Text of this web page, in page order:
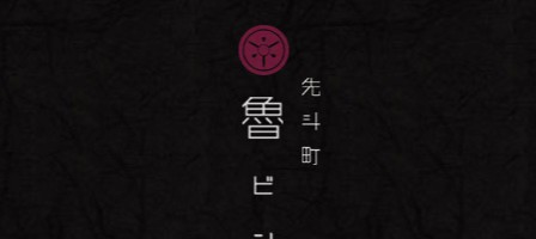
京都・先斗町の京料理・和食
「魯ビン（ろびん）」の公式ブ
京都・先斗町の京町家で美味しい季節
の京料理・和食が自慢の「魯ビン（ろ
びん）」がお店からのお知らせや、お
料理について最新情報をおとどけしま